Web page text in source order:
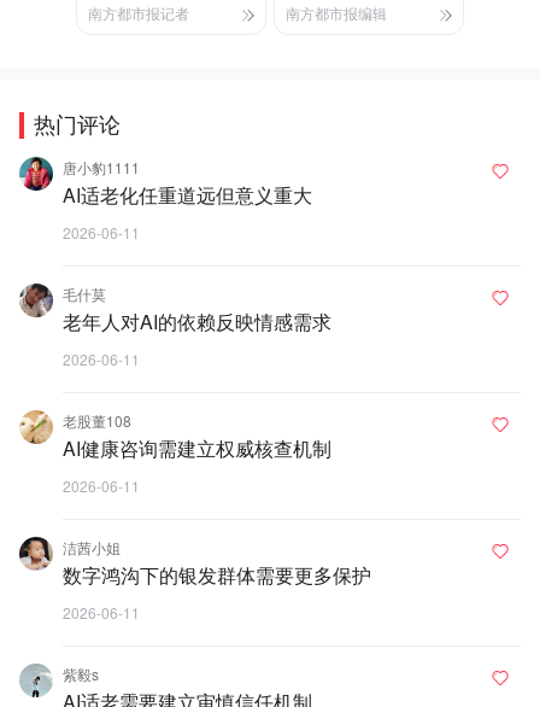
南方都市报记者 南方都市报编辑
热门评论
唐小豹1111
AI适老化任重道远但意义重大
2026-06-11
毛什莫
老年人对AI的依赖反映情感需求
2026-06-11
老股董108
AI健康咨询需建立权威核查机制
2026-06-11
洁茜小姐
数字鸿沟下的银发群体需要更多保护
2026-06-11
紫毅s